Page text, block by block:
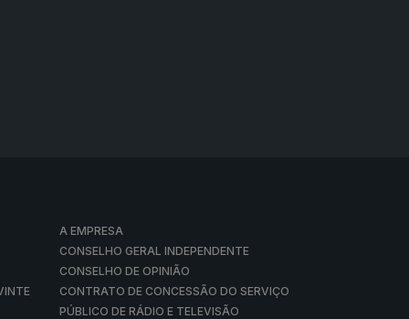
A EMPRESA
CONSELHO GERAL INDEPENDENTE
CONSELHO DE OPINIÃO
CONTRATO DE CONCESSÃO DO SERVIÇO
PÚBLICO DE RÁDIO E TELEVISÃO